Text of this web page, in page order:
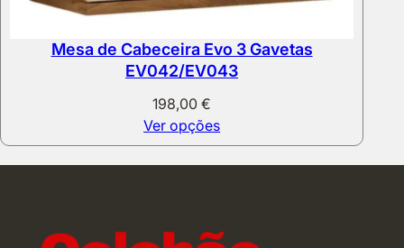
Mesa de Cabeceira Evo 3 Gavetas
EV042/EV043
198,00€
Ver opções